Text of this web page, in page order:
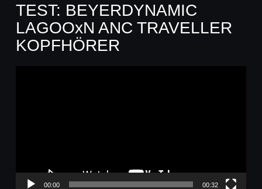
TEST: BEYERDYNAMIC
LAGOOxN ANC TRAVELLER
KOPFHÖRER
00:00 00:32